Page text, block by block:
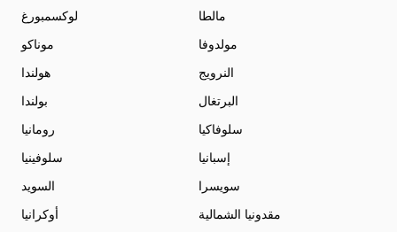
لوكسمبورغ
مالطا
موناكو
مولدوفا
هولندا
النرويج
بولندا
البرتغال
رومانيا
سلوفاكيا
سلوفينيا
إسبانيا
السويد
سويسرا
أوكرانيا
مقدونيا الشمالية